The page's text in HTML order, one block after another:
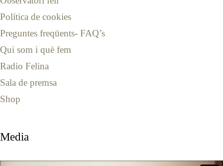
Política de cookies
Preguntes freqüents- FAQ’s
Qui som i què fem
Radio Felina
Sala de premsa
Shop
Media